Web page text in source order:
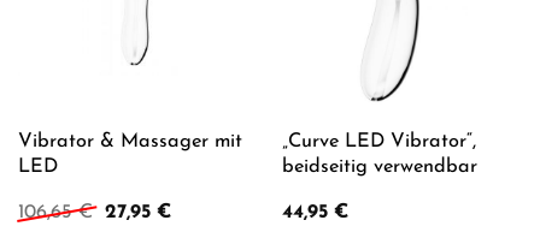
Vibrator & Massager mit
LED
106,65€
Ursprünglicher
27,95 €Aktueller
„Curve LED Vibrator“,
beidseitig verwendbar
44,95 €